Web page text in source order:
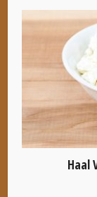
Haal